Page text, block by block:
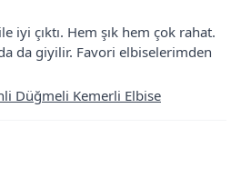
iyi çıktı. Hem şık hem çok rahat.
da giyilir. Favori elbiselerimden
Düğmeli Kemerli Elbise